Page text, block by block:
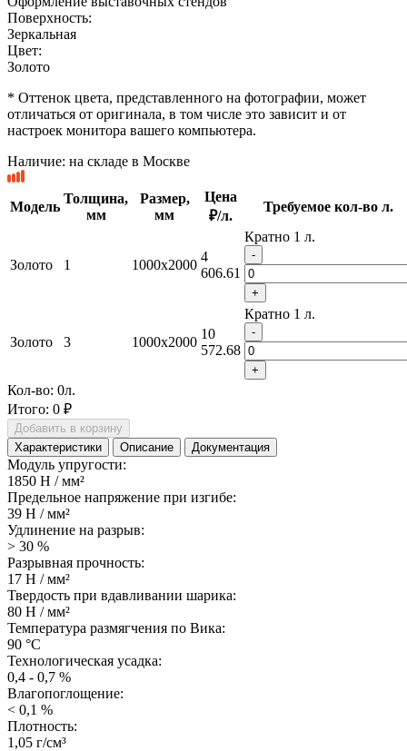
Поверхность:
Зеркальная
Цвет:
Золото
* Оттенок цвета, представленного на фотографии, может
отличаться от оригинала, в том числе это зависит и от
настроек монитора вашего компьютера.
Наличие: на складе в Москве
Модель
Толщина,
мм
Размер,
мм
Цена
₽/л.
Требуемое кол-во л.
Золото 1 1000x2000
4
606.61
Кратно 1 л.
-
+
Золото 3 1000x2000
10
572.68
Кратно 1 л.
-
+
Кол-во: 0л.
Итого: 0 ₽
Добавить в корзину
Характеристики
Описание Документация
Модуль упругости:
1850 Н / мм²
Предельное напряжение при изгибе:
39 Н / мм²
Удлинение на разрыв:
> 30 %
Разрывная прочность:
17 Н / мм²
Твердость при вдавливании шарика:
80 Н / мм²
Температура размягчения по Вика:
90 °С
Технологическая усадка:
0,4 - 0,7 %
Влагопоглощение:
< 0,1 %
Плотность:
1,05 г/см³